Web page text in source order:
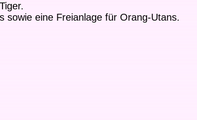
sowie eine Freianlage für Orang-Utans.